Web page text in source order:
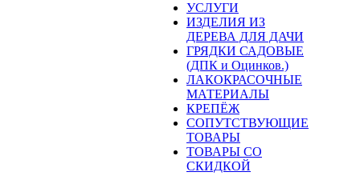
УСЛУГИ
ИЗДЕЛИЯ ИЗ
ДЕРЕВА ДЛЯ ДАЧИ
ГРЯДКИ САДОВЫЕ
(ДПК и Оцинков.)
ЛАКОКРАСОЧНЫЕ
МАТЕРИАЛЫ
КРЕПЁЖ
СОПУТСТВУЮЩИЕ
ТОВАРЫ
ТОВАРЫ СО
СКИДКОЙ